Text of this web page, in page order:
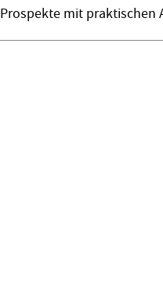
Prospekte mit praktischen